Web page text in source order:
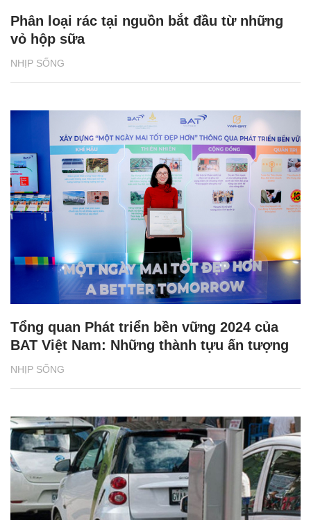
NHỊP SỐNG
Phân loại rác tại nguồn bắt đầu từ những
vỏ hộp sữa
NHỊP SỐNG
Tổng quan Phát triển bền vững 2024 của
BAT Việt Nam: Những thành tựu ấn tượng